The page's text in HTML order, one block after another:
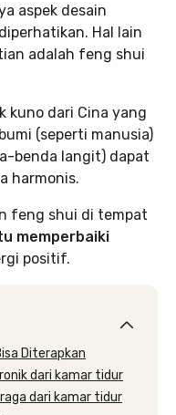
aspek desain
Hal lain
adalah feng shui
kuno dari Cina yang
(seperti manusia)
benda langit) dapat
harmonis.
feng shui di tempat
memperbaiki
positif.
Diterapkan
dari kamar tidur
dari kamar tidur